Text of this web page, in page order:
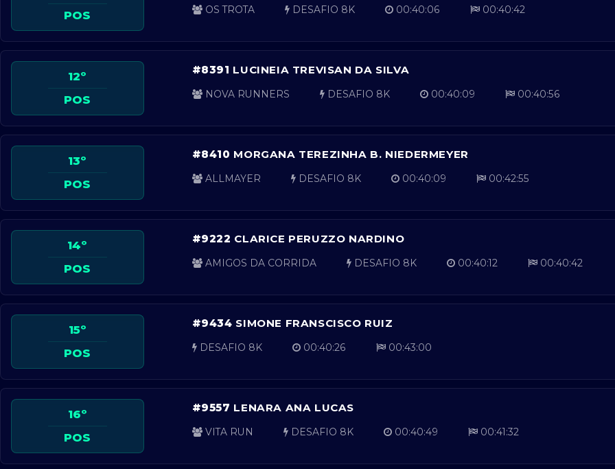
POS
OS TROTA DESAFIO 8K 00:40:06 00:40:42
12º
POS
#8391 LUCINEIA TREVISAN DA SILVA
NOVA RUNNERS DESAFIO 8K 00:40:09 00:40:56
13º
POS
#8410 MORGANA TEREZINHA B. NIEDERMEYER
ALLMAYER DESAFIO 8K 00:40:09 00:42:55
14º
POS
#9222 CLARICE PERUZZO NARDINO
AMIGOS DA CORRIDA DESAFIO 8K 00:40:12 00:40:42
15º
POS
#9434 SIMONE FRANSCISCO RUIZ
DESAFIO 8K 00:40:26 00:43:00
16º
POS
#9557 LENARA ANA LUCAS
VITA RUN DESAFIO 8K 00:40:49 00:41:32